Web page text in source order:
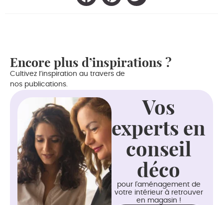
Encore plus d’inspirations ?
Cultivez l’inspiration au travers de
nos publications.
Vos
experts en
conseil
déco
pour l'aménagement de
votre intérieur à retrouver
en magasin !